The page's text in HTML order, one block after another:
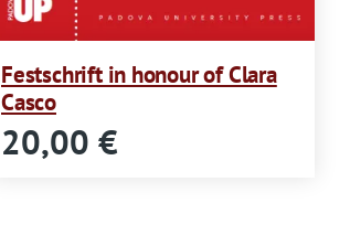
Festschrift in honour of Clara
Casco
20,00 €